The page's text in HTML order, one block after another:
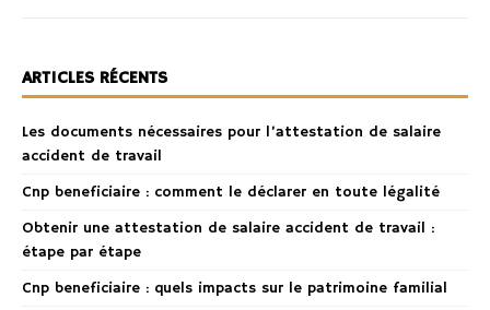
ARTICLES RÉCENTS
Les documents nécessaires pour l’attestation de salaire
accident de travail
Cnp beneficiaire : comment le déclarer en toute légalité
Obtenir une attestation de salaire accident de travail :
étape par étape
Cnp beneficiaire : quels impacts sur le patrimoine familial